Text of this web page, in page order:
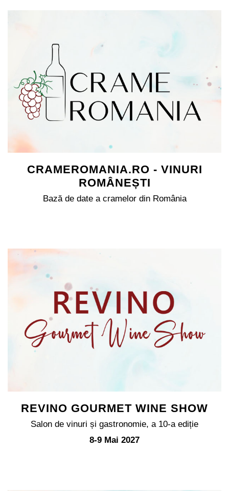
CRAMEROMANIA.RO - VINURI
ROMÂNEȘTI
Bază de date a cramelor din România
REVINO GOURMET WINE SHOW
Salon de vinuri și gastronomie, a 10-a ediție
8-9 Mai 2027